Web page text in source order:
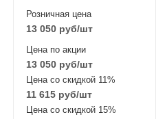
Розничная цена
13 050руб/шт
Цена по акции
13 050руб/шт
Цена со скидкой 11%
11 615руб/шт
Цена со скидкой 15%